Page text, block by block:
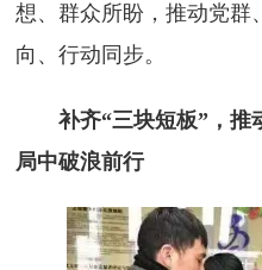
想、群众所盼，推动党群
向、行动同步。
补齐“三块短板”，推
局中破浪前行